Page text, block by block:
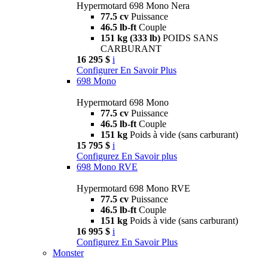
Hypermotard 698 Mono Nera
77.5 cv Puissance
46.5 lb-ft Couple
151 kg (333 lb) POIDS SANS
CARBURANT
16 295 $ i
Configurer En Savoir Plus
698 Mono
Hypermotard 698 Mono
77.5 cv Puissance
46.5 lb-ft Couple
151 kg Poids à vide (sans carburant)
15 795 $ i
Configurez En Savoir plus
698 Mono RVE
Hypermotard 698 Mono RVE
77.5 cv Puissance
46.5 lb-ft Couple
151 kg Poids à vide (sans carburant)
16 995 $ i
Configurez En Savoir Plus
Monster